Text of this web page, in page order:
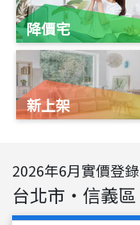
降價宅
新上架
2026年6月實價登錄
台北市 ・ 信義區